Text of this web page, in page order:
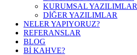
KURUMSAL YAZILIMLAR
DİĞER YAZILIMLAR
NELER YAPIYORUZ?
REFERANSLAR
BLOG
Bİ KAHVE?